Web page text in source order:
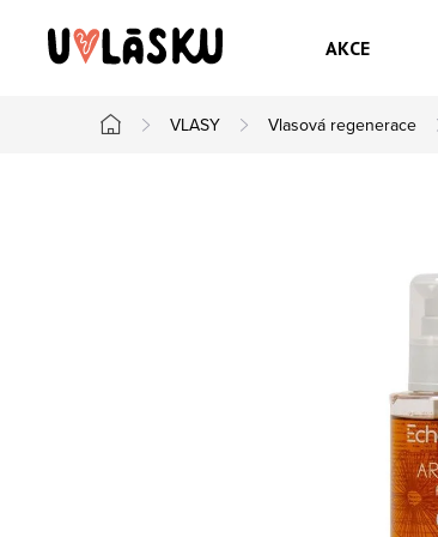
AKCE
Domů
VLASY Vlasová regenerace